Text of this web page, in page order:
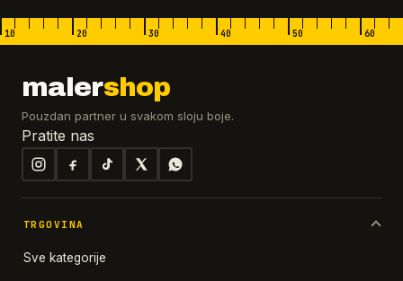
10 20 30 40 50 60
malershop
Pouzdan partner u svakom sloju boje.
Pratite nas
TRGOVINA
Sve kategorije